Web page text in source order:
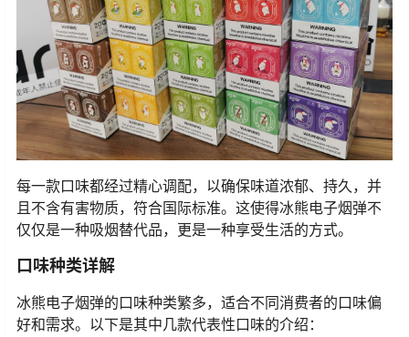
每一款口味都经过精心调配，以确保味道浓郁、持久，并
且不含有害物质，符合国际标准。这使得冰熊电子烟弹不
仅仅是一种吸烟替代品，更是一种享受生活的方式。
口味种类详解
冰熊电子烟弹的口味种类繁多，适合不同消费者的口味偏
好和需求。以下是其中几款代表性口味的介绍：